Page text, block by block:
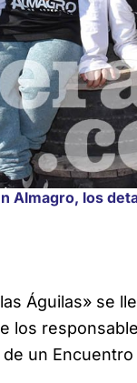
Almagro, los
Águilas» se
los
un Encuentro